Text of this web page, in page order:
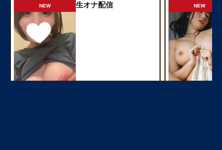
NEW 生オナ配信 NEW